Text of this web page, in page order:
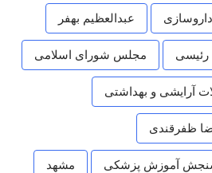
عبدالعظیم بهفر
رئیسی مجلس شورای اسلامی
آرایشی و بهداشتی
ظفرقندی
آموزش پزشکی مشهد